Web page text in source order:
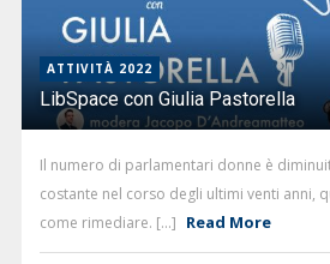
ATTIVITÀ 2022
LibSpace con Giulia Pastorella
Il numero di parlamentari donne è
costante nel corso degli ultimi venti anni,
come rimediare. [...] Read More